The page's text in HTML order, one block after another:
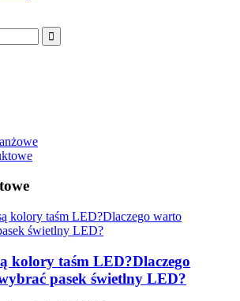
kolory taśm LED?Dlaczego
pasek świetlny LED?